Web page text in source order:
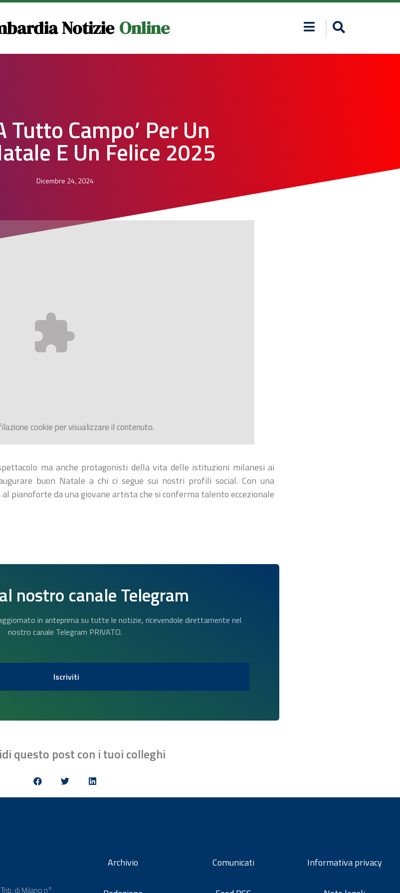
Notizie Online
Tutto Campo’ Per Un
E Un Felice 2025
Dicembre 24, 2024
cookie per visualizzare il contenuto.
ma anche protagonisti della vita delle istituzioni milanesi ai
buon Natale a chi ci segue sui nostri profili social. Con una
pianoforte da una giovane artista che si conferma talento eccezionale
nostro canale Telegram
in anteprima su tutte le notizie, ricevendole direttamente nel
nostro canale Telegram PRIVATO.
Iscriviti
questo post con i tuoi colleghi
di Milano n°
Archivio Comunicati Informativa privacy